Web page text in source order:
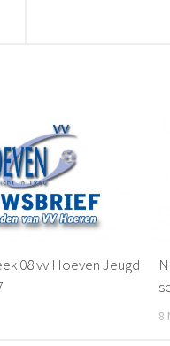
08 vv Hoeven Jeugd
8